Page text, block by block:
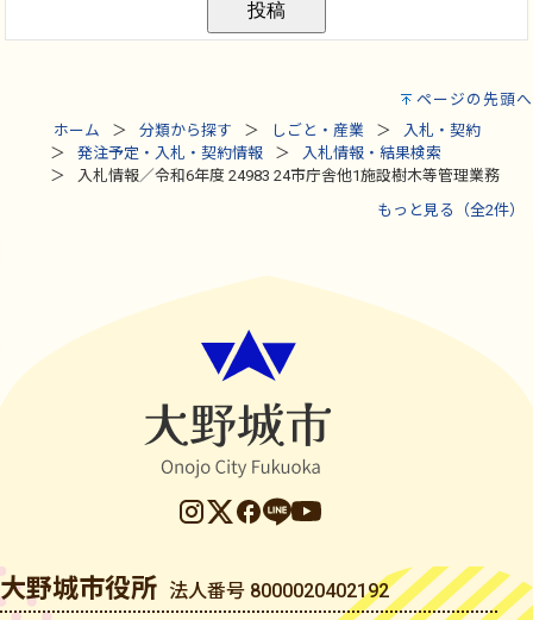
ページの先頭へ
ホーム
分類から探す しごと・産業
入札・契約
発注予定・入札・契約情報
入札情報・結果検索
入札情報／令和6年度 24983 24市庁舎他1施設樹木等管理業務
もっと見る（全2件）
大野城市役所 法人番号 8000020402192